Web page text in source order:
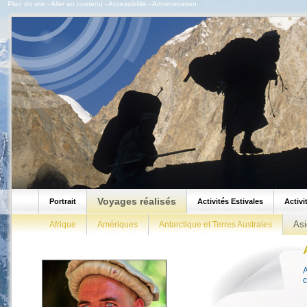
Plan du site - Aller au contenu - Accessibilité - Administration
Portrait Voyages réalisés Activités Estivales
Afrique Amériques Antarctique et Terres Australes